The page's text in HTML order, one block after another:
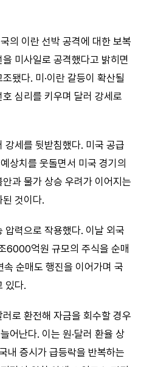
의 이란 선박 공격에 대한 보복
미사일로 공격했다고 밝히면
됐다. 미·이란 갈등이 확산될
심리를 키우며 달러 강세로
강세를 뒷받침했다. 미국 공급
상치를 웃돌면서 미국 경기의
과 물가 상승 우려가 이어지는
것이다.
압력으로 작용했다. 이날 외국
6000억원 규모의 주식을 순매
순매도 행진을 이어가며 국
있다.
로 환전해 자금을 회수할 경우
어난다. 이는 원·달러 환율 상
내 증시가 급등락을 반복하는